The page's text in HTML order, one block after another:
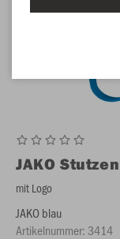
JAKO
mit Logo
JAKO blau
Artikelnummer:3414